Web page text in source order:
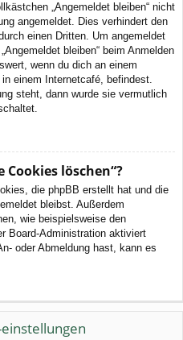
„Angemeldet bleiben“ nicht
angemeldet. Dies verhindert den
einen Dritten. Um angemeldet
bleiben“ beim Anmelden
wenn du dich an einem
einem Internetcafé, befindest.
steht, dann wurde sie vermutlich
löschen“?
die phpBB erstellt hat und die
bleibst. Außerdem
wie beispielsweise den
Board-Administration aktiviert
oder Abmeldung hast, kann es